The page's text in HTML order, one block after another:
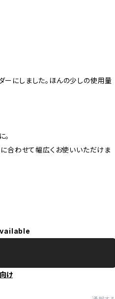
ーにしました。ほんの少しの使用量
。
に合わせて幅広くお使いいただけま
け